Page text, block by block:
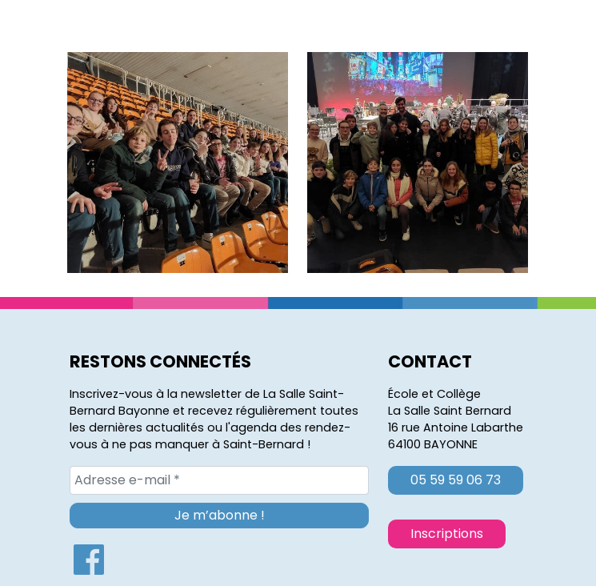
RESTONS CONNECTÉS
Inscrivez-vous à la newsletter de La Salle Saint-
Bernard Bayonne et recevez régulièrement toutes
les dernières actualités ou l'agenda des rendez-
vous à ne pas manquer à Saint-Bernard !
CONTACT
École et Collège
La Salle Saint Bernard
16 rue Antoine Labarthe
64100 BAYONNE
05 59 59 06 73
Inscriptions